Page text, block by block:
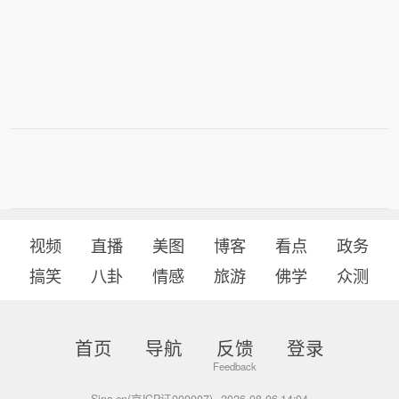
视频 直播 美图 博客 看点
政务
搞笑
八卦 情感 旅游 佛学 众测
首页 导航 反馈 登录